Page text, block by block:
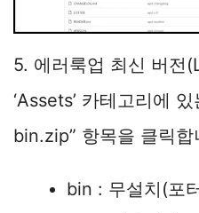
5. 에러룩업 최신 버전
‘Assets’ 카테고리에
bin.zip” 항목을 클릭합
bin : 무설치(포